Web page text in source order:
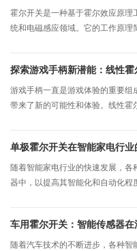
了碳膜麿损造成的漂移现象。精度
的电压抖动。功耗仅为原装碳膜摇
1.8V-5.5V，各种灵敏度可选。低
霍尔开关是一种基于霍尔效应原
统和电磁感应领域。它的工作原理
探索游戏手柄新潜能：线性霍
游戏手柄一直是游戏体验的重要组
带来了新的可能性和体验。线性霍
单极霍尔开关在智能家电行业
随着智能家电行业的快速发展，
器中，以提高其智能化和自动化程
车用霍尔开关：智能传感器在
随着汽车技术的不断进步，各种智